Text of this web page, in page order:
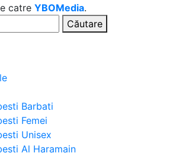
catre YBOMedia.
Căutare
Barbati
Femei
Unisex
Al Haramain